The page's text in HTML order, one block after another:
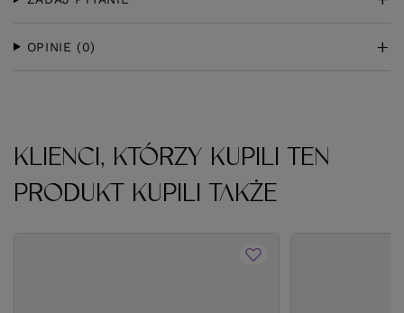
OPINIE (0)
KLIENCI, KTÓRZY KUPILI TEN
PRODUKT KUPILI TAKŻE